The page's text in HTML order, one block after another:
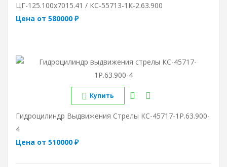
ЦГ-125.100х7015.41 / КС-55713-1К-2.63.900
Цена от 580000 ₽
Купить
Гидроцилиндр Выдвижения Стрелы КС-45717-1Р.63.900-
4
Цена от 510000 ₽